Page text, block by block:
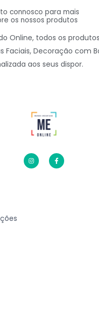
connosco para mais
os nossos produtos
Online, todos os
Faciais, Decoração com
aos seus dispor.
n
s
t
a
c
e